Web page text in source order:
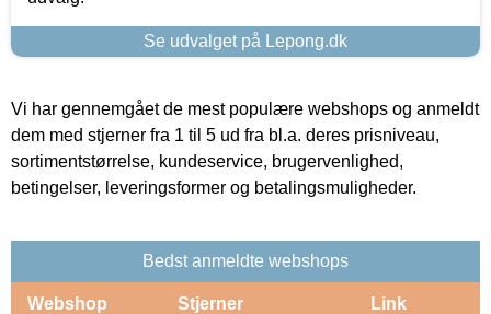
Se udvalget på Lepong.dk
Vi har gennemgået de mest populære webshops og anmeldt
dem med stjerner fra 1 til 5 ud fra bl.a. deres prisniveau,
sortimentstørrelse, kundeservice, brugervenlighed,
betingelser, leveringsformer og betalingsmuligheder.
Bedst anmeldte webshops
Webshop Stjerner Link